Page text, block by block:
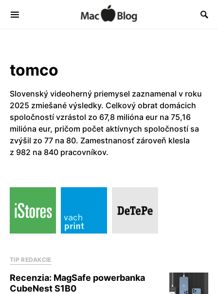
tomco
Slovenský videoherný priemysel zaznamenal v roku
2025 zmiešané výsledky. Celkový obrat domácich
spoločností vzrástol zo 67,8 milióna eur na 75,16
milióna eur, pričom počet aktívnych spoločností sa
zvýšil zo 77 na 80. Zamestnanosť zároveň klesla
z 982 na 840 pracovníkov.
TIP REDAKCIE
Recenzia: MagSafe powerbanka
CubeNest S1B0